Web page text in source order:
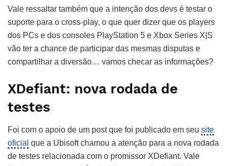
Vale ressaltar também que a intenção dos devs é testar o
suporte para o cross-play, o que quer dizer que os players
dos PCs e dos consoles PlayStation 5 e Xbox Series X|S
vão ter a chance de participar das mesmas disputas e
compartilhar a diversão… vamos checar as informações?
XDefiant: nova rodada de
testes
Foi com o apoio de um post que foi publicado em seu site
oficial que a Ubisoft chamou a atenção para a nova rodada
de testes relacionada com o promissor XDefiant. Vale